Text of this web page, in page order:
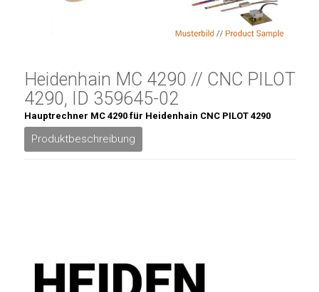
Heidenhain MC 4290 // CNC PILOT
4290, ID 359645-02
Hauptrechner MC 4290 für Heidenhain CNC PILOT 4290
Produktbeschreibung